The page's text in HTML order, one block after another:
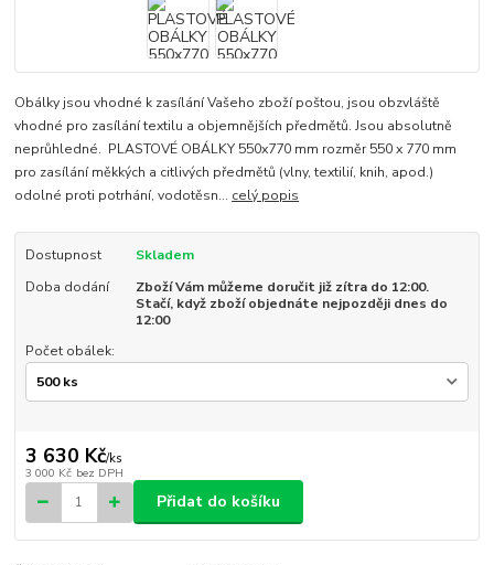
Obálky jsou vhodné k zasílání Vašeho zboží poštou, jsou obzvláště
vhodné pro zasílání textilu a objemnějších předmětů. Jsou absolutně
neprůhledné. PLASTOVÉ OBÁLKY 550x770 mm rozměr 550 x 770 mm
pro zasílání měkkých a citlivých předmětů (vlny, textilií, knih, apod.)
odolné proti potrhání, vodotěsn... celý popis
Dostupnost
Skladem
Doba dodání
Zboží Vám můžeme doručit již zítra do 12:00.
Stačí, když zboží objednáte nejpozději dnes do
12:00
Počet obálek:
3 630 Kč/ks
3 000 Kč bez DPH
Přidat do košíku